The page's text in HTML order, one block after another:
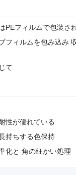
する
PEフィルムで包装さ
フィルムを包み込み
て
性が優れている
持ちする色保持
化と 角の細かい処理